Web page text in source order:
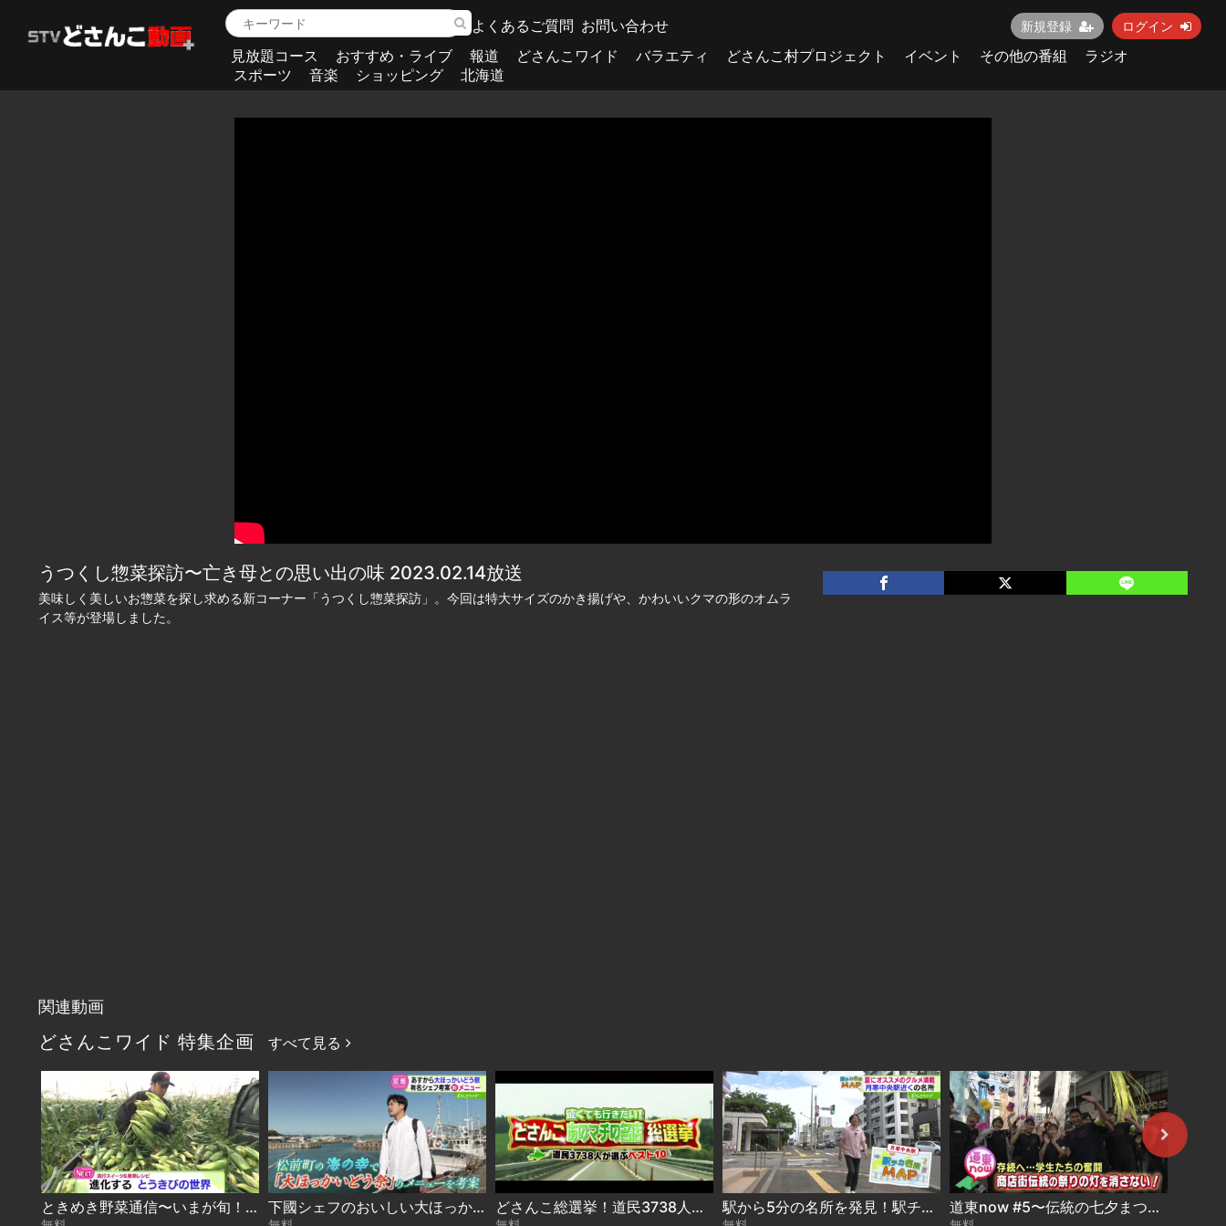
よくあるご質問 お問い合わせ 新規登録 ログイン
見放題コース おすすめ・ライブ 報道 どさんこワイド バラエティ どさんこ村プロジェクト イベント その他の番組
ラジオ
スポーツ
音楽 ショッピング 北海道
うつくし惣菜探訪〜亡き母との思い出の味 2023.02.14放送
美味しく美しいお惣菜を探し求める新コーナー「うつくし惣菜探訪」。今回は特大サイズのかき揚げや、かわいいクマの形のオムラ
イス等が登場しました。
関連動画
どさんこワイド 特集企画 すべて見る
ときめき野菜通信〜いまが旬！進化するとうきび 2026-08-07 下國シェフのおいしい大ほっかいどう 2026-08-06 どさんこ総選挙！道民3738人が選ぶ“遠くても行きたい名店”ベスト10 2026-08-06 駅から5分の名所を発見！駅チカ名所MAP〜月寒中央駅 2026-08-05 道東now #5〜伝統の七夕まつり 存続危機を学生が守る 2026-08-04